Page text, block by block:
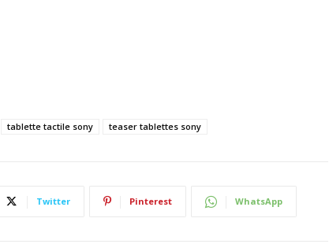
tablette tactile sony teaser tablettes sony
Twitter Pinterest WhatsApp